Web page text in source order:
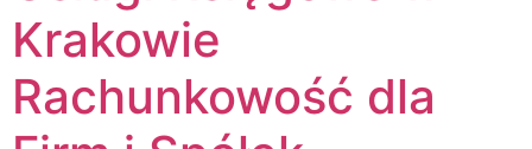
Krakowie
Rachunkowość dla